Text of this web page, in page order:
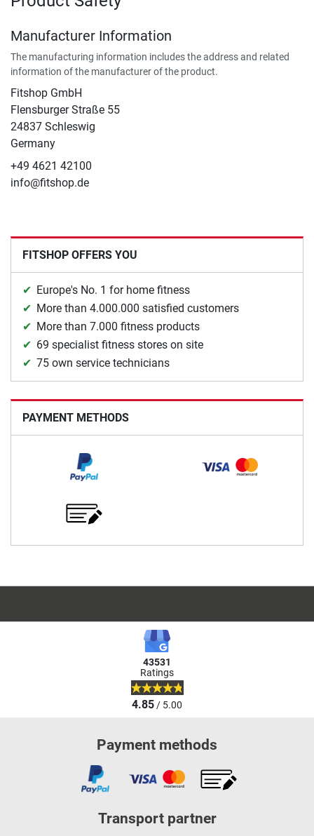
Manufacturer Information
The manufacturing information includes the address and related
information of the manufacturer of the product.
Fitshop GmbH
Flensburger Straße 55
24837 Schleswig
Germany
+49 4621 42100
info@fitshop.de
FITSHOP OFFERS YOU
Europe's No. 1 for home fitness
More than 4.000.000 satisfied customers
More than 7.000 fitness products
69 specialist fitness stores on site
75 own service technicians
PAYMENT METHODS
43531
Ratings
4.85/ 5.00
Payment methods
Transport partner